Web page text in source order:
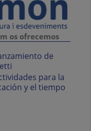
os ofrecemos
de
para la
y el tiempo